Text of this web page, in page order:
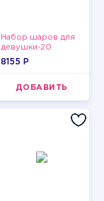
Набор шаров для
девушки-20
8155 P
ДОБАВИТЬ